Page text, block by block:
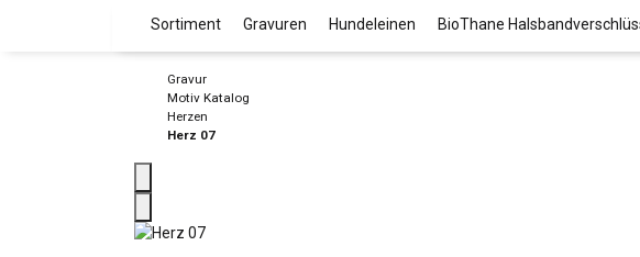
Sortiment Gravuren Hundeleinen BioThane
Gravur
Motiv Katalog
Herzen
Herz 07